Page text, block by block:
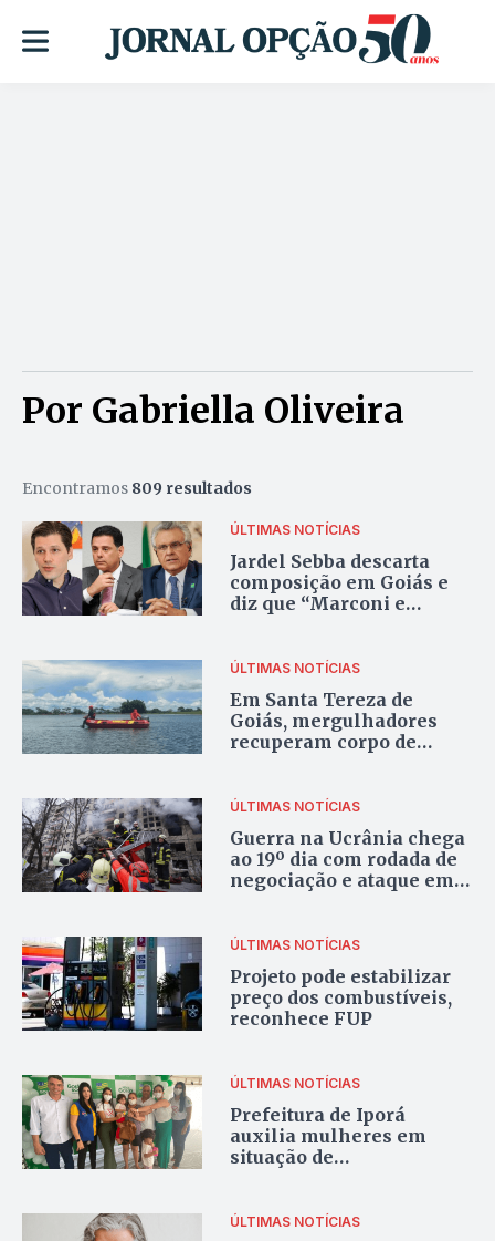
Por Gabriella Oliveira
Encontramos 809 resultados
ÚLTIMAS NOTÍCIAS
Jardel Sebba descarta
composição em Goiás e
diz que “Marconi e
ÚLTIMAS NOTÍCIAS
Em Santa Tereza de
Goiás, mergulhadores
recuperam corpo de
ÚLTIMAS NOTÍCIAS
Guerra na Ucrânia chega
ao 19º dia com rodada de
negociação e ataque em
ÚLTIMAS NOTÍCIAS
Projeto pode estabilizar
preço dos combustíveis,
reconhece FUP
ÚLTIMAS NOTÍCIAS
Prefeitura de Iporá
auxilia mulheres em
situação de
ÚLTIMAS NOTÍCIAS